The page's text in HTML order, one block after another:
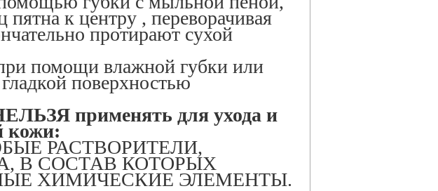
пятна к центру , переворачивая
протирают сухой
помощи влажной губки или
поверхностью
применять для ухода и
кожи:
РАСТВОРИТЕЛИ,
В СОСТАВ КОТОРЫХ
ХИМИЧЕСКИЕ ЭЛЕМЕНТЫ.